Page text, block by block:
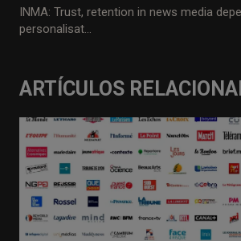
INMA: Trust, retention in news media
personalisat…
ARTÍCULOS